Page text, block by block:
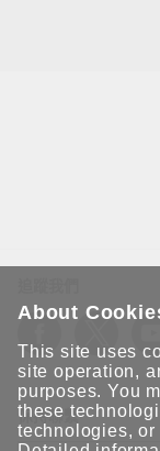
公司 Email*
保持聯繫
About
This site uses
site operation,
purposes. You
these
technologies, or